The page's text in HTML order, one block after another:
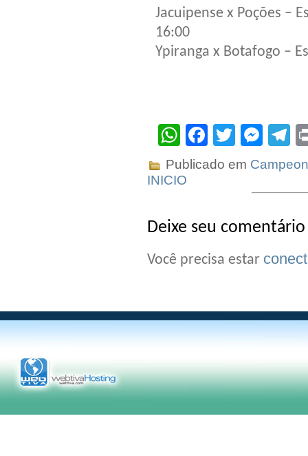
Jacuipense x Poções –
16:00
Ypiranga x Botafogo –
WhatsApp
Facebook
Twitter
Publicado em
INICIO
Deixe seu comentário
Você precisa estar